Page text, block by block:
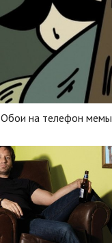
Обои на телефон мемы